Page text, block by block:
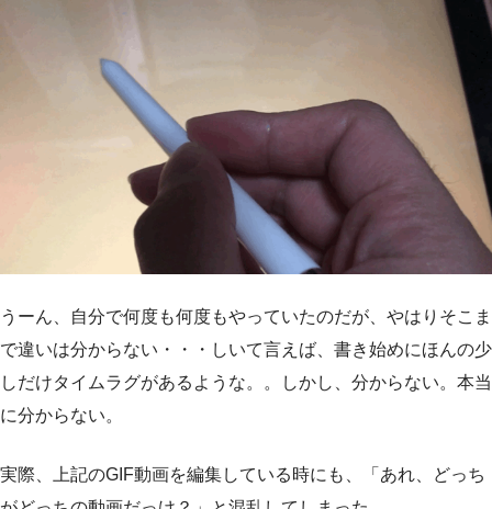
うーん、自分で何度も何度もやっていたのだが、やはりそこま
で違いは分からない・・・しいて言えば、書き始めにほんの少
しだけタイムラグがあるような。。しかし、分からない。本当
に分からない。
実際、上記のGIF動画を編集している時にも、「あれ、どっち